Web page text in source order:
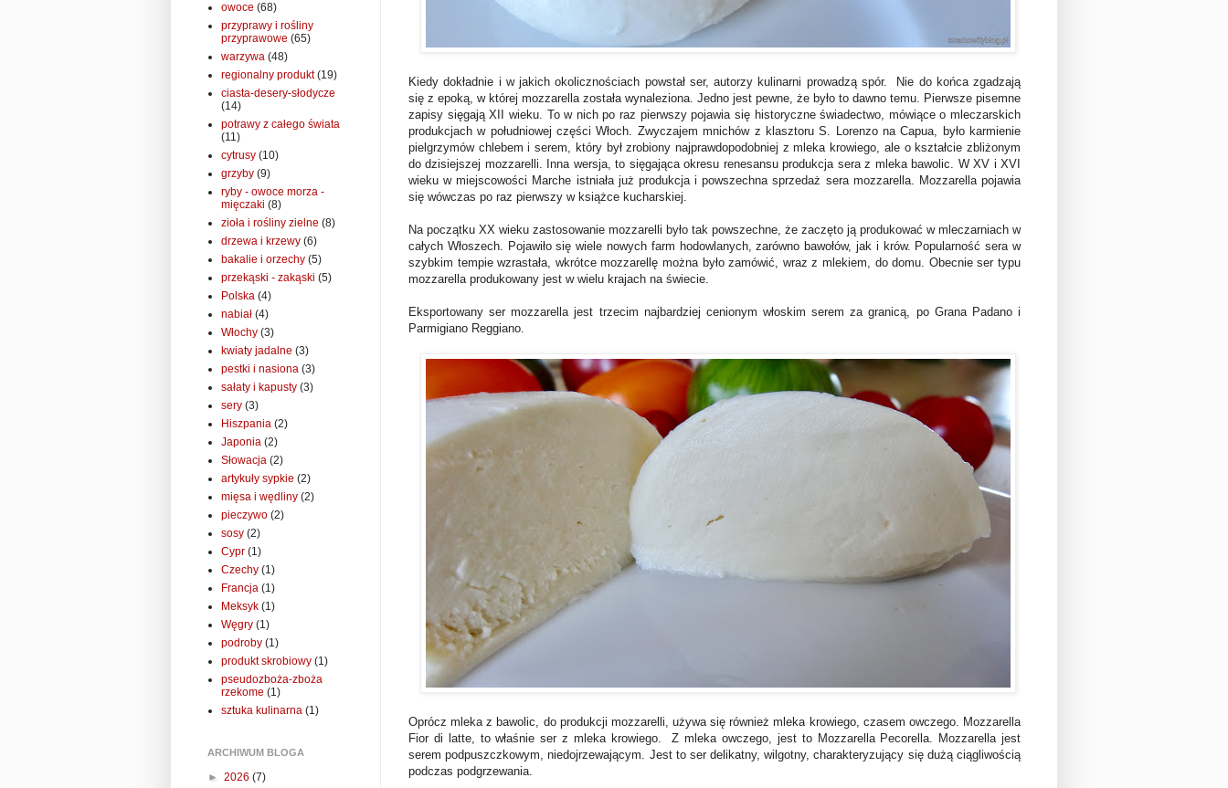
Kiedy dokładnie i w jakich okolicznościach powstał ser, autorzy kulinarni prowadzą spór. Nie do końca zgadzają
się z epoką, w której mozzarella została wynaleziona. Jedno jest pewne, że było to dawno temu. Pierwsze pisemne
zapisy sięgają XII wieku. To w nich po raz pierwszy pojawia się historyczne świadectwo, mówiące o mleczarskich
produkcjach w południowej części Włoch. Zwyczajem mnichów z klasztoru S. Lorenzo na Capua, było karmienie
pielgrzymów chlebem i serem, który był zrobiony najprawdopodobniej z mleka krowiego, ale o kształcie zbliżonym
do dzisiejszej mozzarelli. Inna wersja, to sięgająca okresu renesansu produkcja sera z mleka bawolic. W XV i XVI
wieku w miejscowości Marche istniała już produkcja i powszechna sprzedaż sera mozzarella. Mozzarella pojawia
się wówczas po raz pierwszy w książce kucharskiej.
Na początku XX wieku zastosowanie mozzarelli było tak powszechne, że zaczęto ją produkować w mleczarniach w
całych Włoszech. Pojawiło się wiele nowych farm hodowlanych, zarówno bawołów, jak i krów. Popularność sera w
szybkim tempie wzrastała, wkrótce mozzarellę można było zamówić, wraz z mlekiem, do domu. Obecnie ser typu
mozzarella produkowany jest w wielu krajach na świecie.
Eksportowany ser mozzarella jest trzecim najbardziej cenionym włoskim serem za granicą, po Grana Padano i
Parmigiano Reggiano.
Oprócz mleka z bawolic, do produkcji mozzarelli, używa się również mleka krowiego, czasem owczego. Mozzarella
Fior di latte, to właśnie ser z mleka krowiego. Z mleka owczego, jest to Mozzarella Pecorella. Mozzarella jest
serem podpuszczkowym, niedojrzewającym. Jest to ser delikatny, wilgotny, charakteryzujący się dużą ciągliwością
podczas podgrzewania.
owoce (68)
przyprawy i rośliny
przyprawowe (65)
warzywa (48)
regionalny produkt (19)
ciasta-desery-słodycze
(14)
potrawy z całego świata
(11)
cytrusy (10)
grzyby (9)
ryby - owoce morza -
mięczaki (8)
zioła i rośliny zielne (8)
drzewa i krzewy (6)
bakalie i orzechy (5)
przekąski - zakąski (5)
Polska (4)
nabiał (4)
Włochy (3)
kwiaty jadalne (3)
pestki i nasiona (3)
sałaty i kapusty (3)
sery (3)
Hiszpania (2)
Japonia (2)
Słowacja (2)
artykuły sypkie (2)
mięsa i wędliny (2)
pieczywo (2)
sosy (2)
Cypr (1)
Czechy (1)
Francja (1)
Meksyk (1)
Węgry (1)
podroby (1)
produkt skrobiowy (1)
pseudozboża-zboża
rzekome (1)
sztuka kulinarna (1)
ARCHIWUM BLOGA
► 2026 (7)